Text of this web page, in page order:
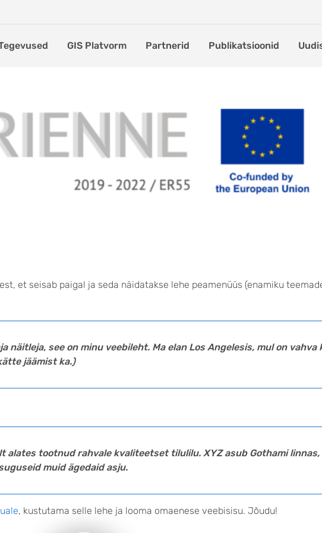
GIS Platvorm Partnerid Publikatsioonid
et seisab paigal ja seda näidatakse lehe peamenüüs (enamiku
näitleja, see on minu veebileht. Ma elan Los Angelesis, mul on vahva
jäämist ka.)
alates tootnud rahvale kvaliteetset tilulilu. XYZ asub Gothami
muid ägedaid asju.
, kustutama selle lehe ja looma omaenese veebisisu. Jõudu!